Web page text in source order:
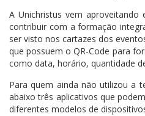
A Unichristus vem aproveitando
contribuir com a formação
ser visto nos cartazes dos
que possuem o QR-Code para
como data, horário, quantidade
Para quem ainda não utilizou a
abaixo três aplicativos que
diferentes modelos de